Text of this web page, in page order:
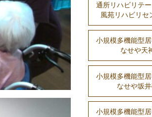
通所リハビリテ
風苑リハビリセ
小規模多機能型
なせや天
小規模多機能型
なせや坂
小規模多機能型